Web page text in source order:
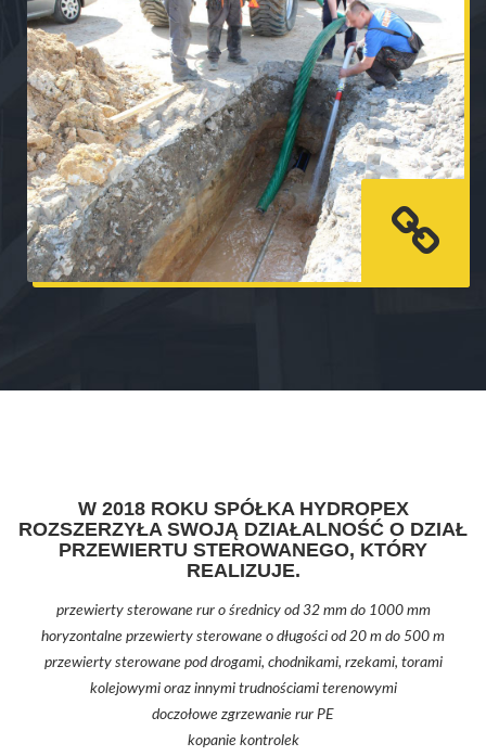
W 2018 ROKU SPÓŁKA HYDROPEX
ROZSZERZYŁA SWOJĄ DZIAŁALNOŚĆ O DZIAŁ
PRZEWIERTU STEROWANEGO, KTÓRY
REALIZUJE.
przewierty sterowane rur o średnicy od 32 mm do 1000 mm
horyzontalne przewierty sterowane o długości od 20 m do 500 m
przewierty sterowane pod drogami, chodnikami, rzekami, torami
kolejowymi oraz innymi trudnościami terenowymi
doczołowe zgrzewanie rur PE
kopanie kontrolek